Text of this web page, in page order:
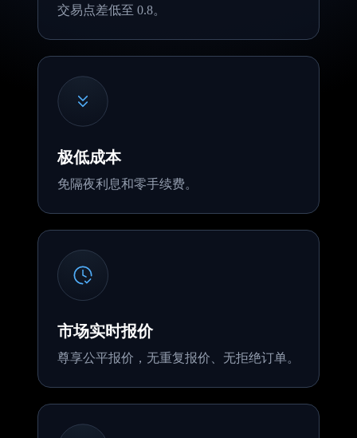
7
交易点差低至 0.8。
极低成本
免隔夜利息和零手续费。
市场实时报价
尊享公平报价，无重复报价、无拒绝订单。